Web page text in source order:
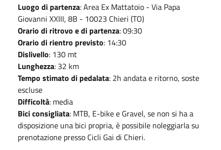
Luogo di partenza: Area Ex Mattatoio - Via Papa
Giovanni XXIII, 8B - 10023 Chieri (TO)
Orario di ritrovo e di partenza: 09:30
Orario di rientro previsto: 14:30
Dislivello: 130 mt
Lunghezza: 32 km
Tempo stimato di pedalata: 2h andata e ritorno, soste
escluse
Difficoltà: media
Bici consigliata: MTB, E-bike e Gravel, se non si ha a
disposizione una bici propria, è possibile noleggiarla su
prenotazione presso Cicli Gai di Chieri.